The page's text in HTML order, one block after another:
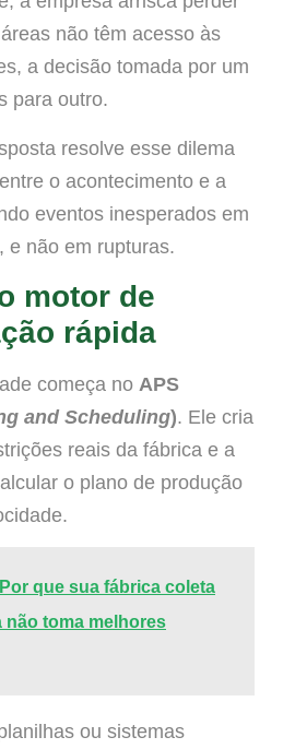
não têm acesso às
a decisão tomada por um
para outro.
resolve esse dilema
o acontecimento e a
eventos inesperados em
e não em rupturas.
motor de
rápida
começa no APS
and Scheduling). Ele cria
reais da fábrica e a
o plano de produção
Por que sua fábrica coleta
não toma melhores
ou sistemas